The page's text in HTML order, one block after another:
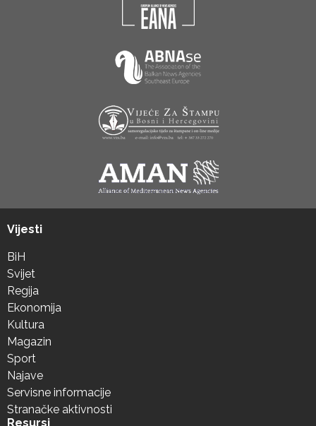
Vijesti
BiH
Svijet
Regija
Ekonomija
Kultura
Magazin
Sport
Najave
Servisne informacije
Stranačke aktivnosti
Resursi